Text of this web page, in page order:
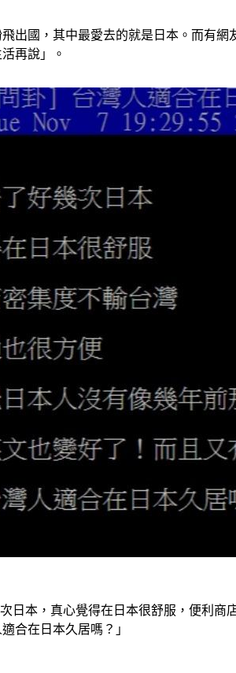
出國，其中最愛去的就是日本。而有
再說」。
日本，真心覺得在日本很舒服，便利
合在日本久居嗎？」